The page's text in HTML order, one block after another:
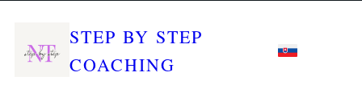
STEP BY STEP
COACHING